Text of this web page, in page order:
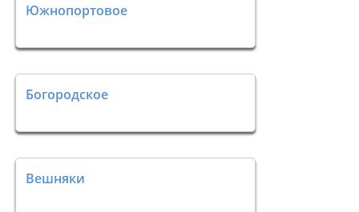
Южнопортовое
Богородское
Вешняки